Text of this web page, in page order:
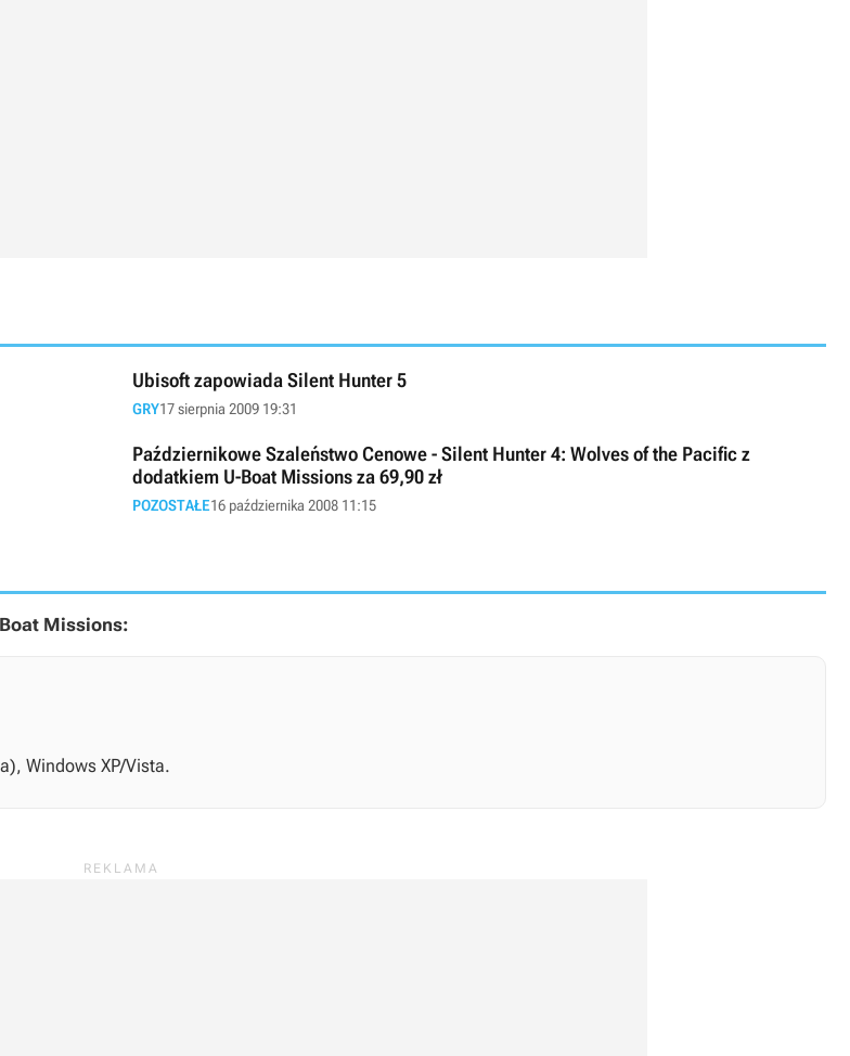
Ubisoft zapowiada Silent Hunter 5
GRY17 sierpnia 2009 19:31
Październikowe Szaleństwo Cenowe - Silent Hunter 4: Wolves of the Pacific z
dodatkiem U-Boat Missions za 69,90 zł
POZOSTAŁE16 października 2008 11:15
Missions:
Windows XP/Vista.